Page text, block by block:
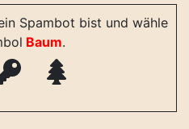
Spambot bist und wähle
Baum.